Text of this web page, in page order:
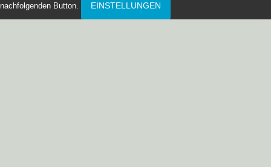
nachfolgenden Button. EINSTELLUNGEN